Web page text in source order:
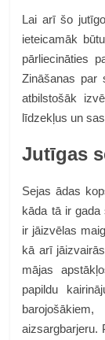
Lai arī šo
ieteicamāk
pārliecināties
Zināšanas par
atbilstošāk
līdzekļus un
Jutīgas
Sejas ādas
kāda tā ir gada
ir jāizvēlas
kā arī
mājas
papildu
aizsargbarjeru.